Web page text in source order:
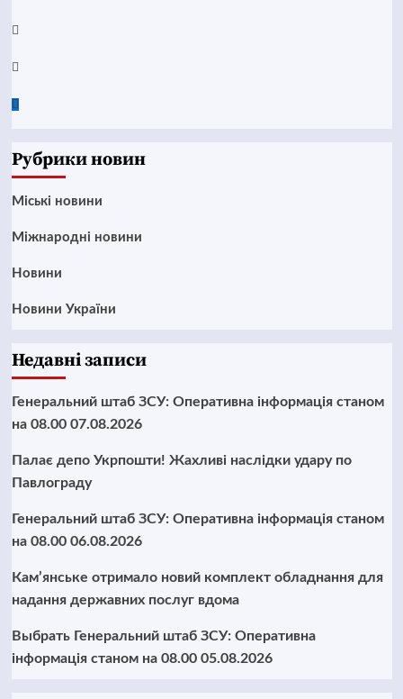
Instagram
Twitter
Рубрики новин
Mіські новини
Міжнародні новини
Новини
Новини України
Недавні записи
Генеральний штаб ЗСУ: Оперативна інформація станом
на 08.00 07.08.2026
Палає депо Укрпошти! Жахливі наслідки удару по
Павлограду
Генеральний штаб ЗСУ: Оперативна інформація станом
на 08.00 06.08.2026
Кам’янське отримало новий комплект обладнання для
надання державних послуг вдома
Выбрать Генеральний штаб ЗСУ: Оперативна
інформація станом на 08.00 05.08.2026